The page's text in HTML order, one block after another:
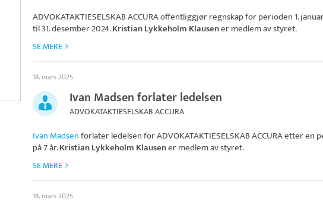
ADVOKATAKTIESELSKAB ACCURAoffentliggjør regnskap for perioden 1.
til 31. desember 2024.Kristian Lykkeholm Klausener medlem av styret.
SE MERE
18. mars 2025
Ivan Madsen forlater ledelsen
ADVOKATAKTIESELSKAB ACCURA
Ivan Madsenforlater ledelsen forADVOKATAKTIESELSKAB ACCURAetter en
på 7 år.Kristian Lykkeholm Klausener medlem av styret.
SE MERE
18. mars 2025